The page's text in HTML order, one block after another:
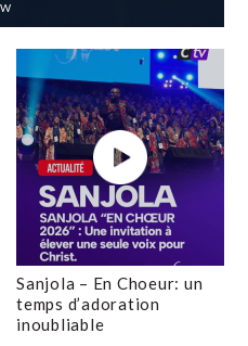
Sanjola – En Choeur: un
temps d’adoration
inoubliable